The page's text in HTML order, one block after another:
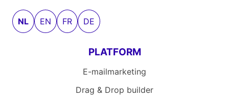
NL EN FR DE
PLATFORM
E-mailmarketing
Drag & Drop builder